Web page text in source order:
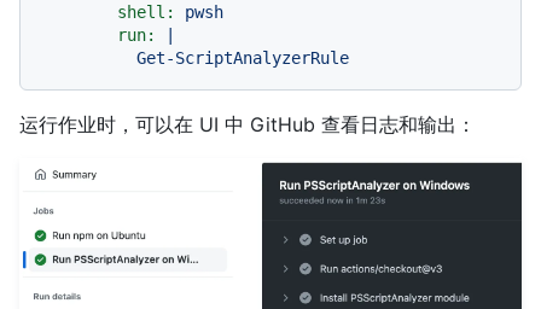
shell:
pwsh
run:
运行作业时，可以在 UI 中 GitHub 查看日志和输出：